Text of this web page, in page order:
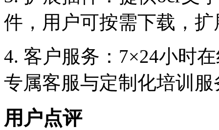
件，用户可按需下载，
4. 客户服务：7×24小时
专属客服与定制化培训服
用户点评